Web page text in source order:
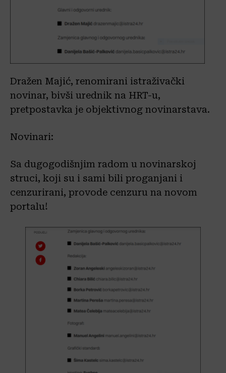
Dražen Majić, renomirani istraživački
novinar, bivši urednik na HRT-u,
pretpostavka je objektivnog novinarstava.
Novinari:
Sa dugogodišnjim radom u novinarskoj
struci, koji su i sami bili proganjani i
cenzurirani, provode cenzuru na novom
portalu!